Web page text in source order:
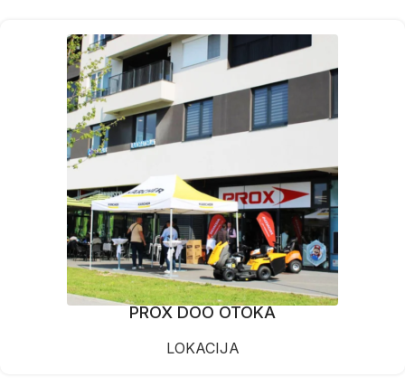
PROX DOO OTOKA
LOKACIJA